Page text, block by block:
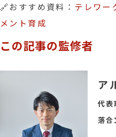
🔗おすすめ資料： テレワー
メント育成
この記事の監修者
ア
代表
落合